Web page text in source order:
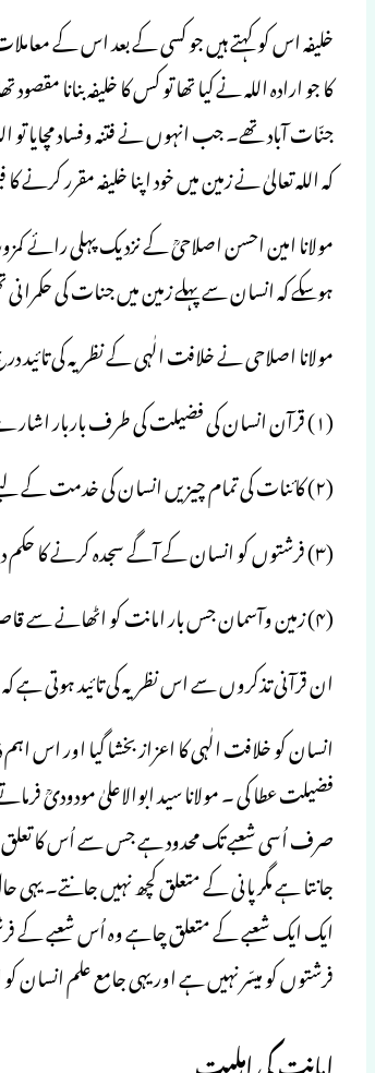
خلیفہ اس کو کہتے ہیں جو کسی کے بعد اس کے
کا جو ارادہ اللہ نے کیا تھا تو کس کا خلیفہ بنانا
جنّات آباد تھے۔ جب انہوں نے فتنہ وفساد مچایا
کہ اللہ تعالیٰ نے زمین میں خود اپنا خلیفہ مقرر کرنے
مولانا امین احسن اصلاحیؒ کے نزدیک پہلی رائے
ہوسکے کہ انسان سے پہلے زمین میں جنات کی
مولانا اصلاحی نے خلافت الٰہی کے نظریہ کی
(۱) قرآن انسان کی فضیلت کی طرف باربار اشارے کرتا ہے۔
(۲) کائنات کی تمام چیزیں انسان کی خدمت کے لیے پیدا کی گئی ہیں جیسے تسخیر فطرت کا اصول انسان کے لیے کارفرماہے۔
(۳) فرشتوں کو انسان کے آگے سجدہ کرنے کا حکم دیا گیا۔
(۴) زمین وآسمان جس بار امانت کو اٹھانے سے قاصر ہے ، اُسے انسان نے اٹھالیا۔
ان قرآنی تذکروں سے اس نظریہ کی تائید ہوتی ہے کہ
انسان کو خلافت الٰہی کا اعزاز بخشا گیا اور اس
فضیلت عطا کی ۔ مولانا سید ابوالاعلیٰ مودودیؒ
صرف اُسی شعبے تک محدود ہے جس سے اُس کا تعلق
جانتا ہے مگر پانی کے متعلق کچھ نہیں
ایک ایک شعبے کے متعلق چاہے وہ اُس شعبے کے
فرشتوں کو میسّر نہیں ہے اور یہی جامع علم